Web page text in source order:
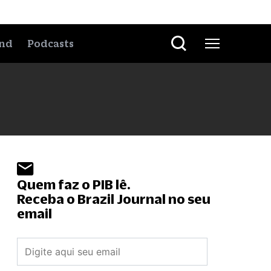
Podcasts
Quem faz o PIB lê.
Receba o Brazil Journal no seu
email